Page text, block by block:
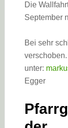
Die
September
Bei sehr
unter:
Egger